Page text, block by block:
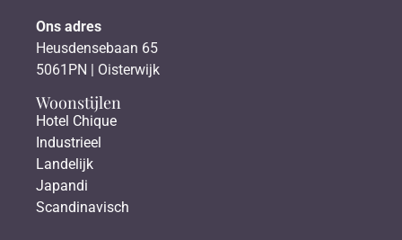
Ons adres
Heusdensebaan 65
5061PN | Oisterwijk
Woonstijlen
Hotel Chique
Industrieel
Landelijk
Japandi
Scandinavisch